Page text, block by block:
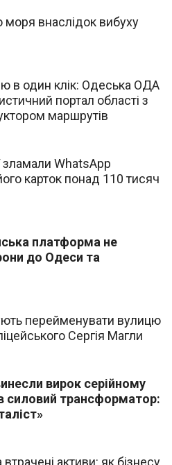
внаслідок вибуху
в один клік: Одеська ОДА
портал області з
маршрутів
зламали WhatsApp
карток понад 110 тисяч
платформа не
до Одеси та
перейменувати вулицю
Сергія Магли
силовий трансформатор:
активи: як бізнесу